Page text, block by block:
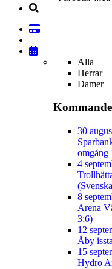
Alla
Herrar
Damer
30
omgång
4
8
Arena
3:6)
12
Åby
15
Hydro